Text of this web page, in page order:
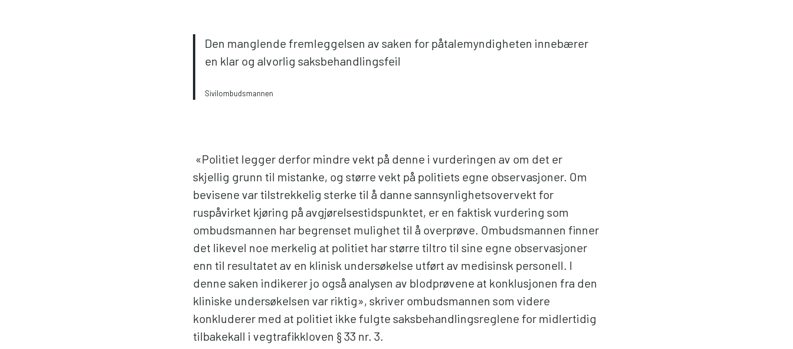
Den manglende fremleggelsen av saken for påtalemyndigheten innebærer
en klar og alvorlig saksbehandlingsfeil
Sivilombudsmannen
«Politiet legger derfor mindre vekt på denne i vurderingen av om det er
skjellig grunn til mistanke, og større vekt på politiets egne observasjoner. Om
bevisene var tilstrekkelig sterke til å danne sannsynlighetsovervekt for
ruspåvirket kjøring på avgjørelsestidspunktet, er en faktisk vurdering som
ombudsmannen har begrenset mulighet til å overprøve. Ombudsmannen finner
det likevel noe merkelig at politiet har større tiltro til sine egne observasjoner
enn til resultatet av en klinisk undersøkelse utført av medisinsk personell. I
denne saken indikerer jo også analysen av blodprøvene at konklusjonen fra den
kliniske undersøkelsen var riktig», skriver ombudsmannen som videre
konkluderer med at politiet ikke fulgte saksbehandlingsreglene for midlertidig
tilbakekall i vegtrafikkloven § 33 nr. 3.